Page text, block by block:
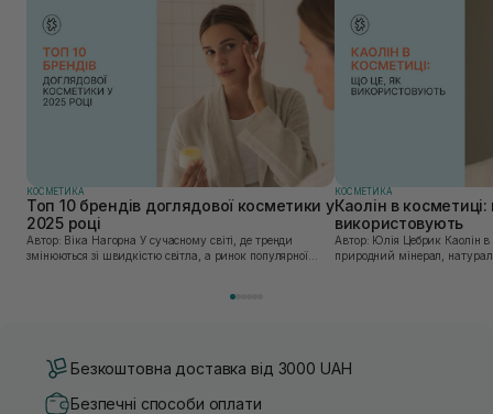
КОСМЕТИКА
Топ 10 брендів доглядової косметики у
2025 році
Автор: Віка Нагорна У сучасному світі, де тренди
змінюються зі швидкістю світла, а ринок популярної
КОСМЕТИКА
Каолін в
використовують
Автор: Юлія Цебрик Каолін в косметології – це
природний мінерал,
Безкоштовна доставка від 3000 UAH
Безпечні способи оплати